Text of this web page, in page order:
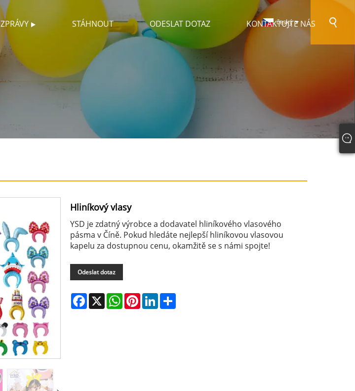
ZPRÁVY STÁHNOUT ODESLAT DOTAZ KONTAKTUJTE NÁS
český
Hliníkový vlasy
YSD je zdatný výrobce a dodavatel hliníkového vlasového
pásma v Číně. Pokud hledáte nejlepší hliníkovou vlasovou
kapelu za dostupnou cenu, okamžitě se s námi spojte!
Odeslat dotaz
Facebook
X WhatsAppPinterestLinkedInShare